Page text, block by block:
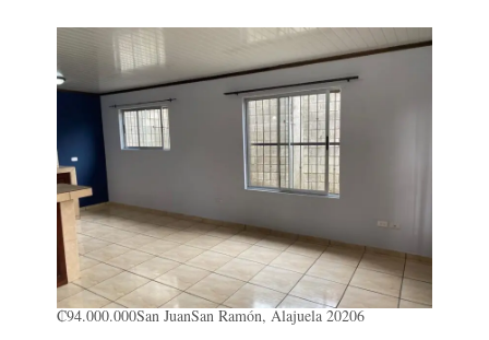
₡94.000.000San JuanSan Ramón, Alajuela 20206